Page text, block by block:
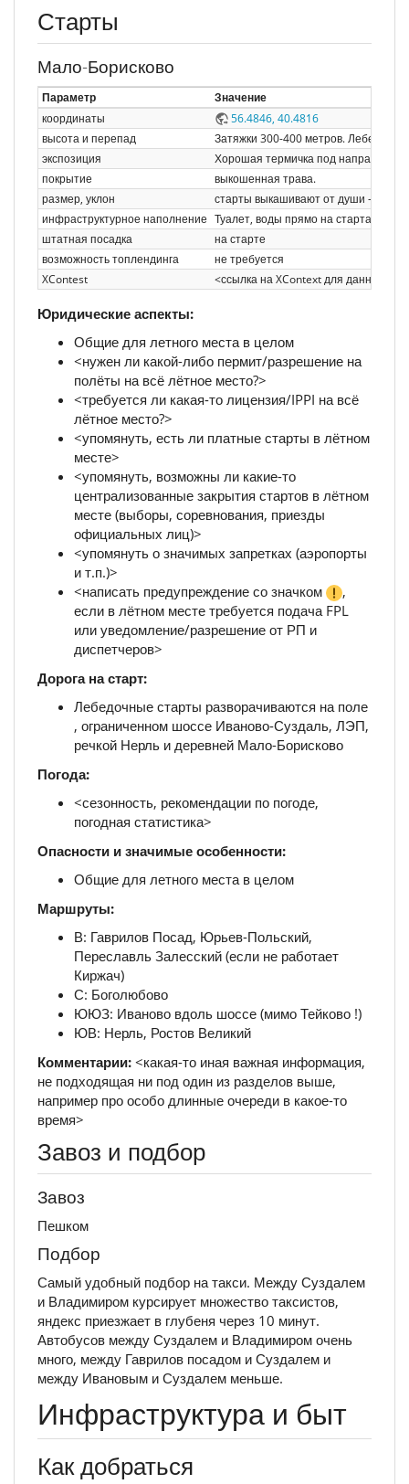
Старты
Мало-Борисково
Параметр
Значение
координаты
56.4846, 40.4816
высота и перепад
Затяжки 300-400 метров. Лебедки
экспозиция
Хорошая термичка под
покрытие
выкошенная трава.
размер, уклон
старты выкашивают от души - они
инфраструктурное наполнение Туалет, воды прямо на стартах нет,
штатная посадка
на старте
возможность топлендинга
не требуется
XContest
<ссылка на XContext для данного
Юридические аспекты:
Общие для летного места в целом
<нужен ли какой-либо пермит/разрешение на
полёты на всё лётное место?>
<требуется ли какая-то лицензия/IPPI на всё
лётное место?>
<упомянуть, есть ли платные старты в лётном
месте>
<упомянуть, возможны ли какие-то
централизованные закрытия стартов в лётном
месте (выборы, соревнования, приезды
официальных лиц)>
<упомянуть о значимых запретках (аэропорты
и т.п.)>
<написать предупреждение со значком
,
если в лётном месте требуется подача FPL
или уведомление/разрешение от РП и
диспетчеров>
Дорога на старт:
Лебедочные старты разворачиваются на поле
, ограниченном шоссе Иваново-Суздаль, ЛЭП,
речкой Нерль и деревней Мало-Борисково
Погода:
<сезонность, рекомендации по погоде,
погодная статистика>
Опасности и значимые особенности:
Общие для летного места в целом
Маршруты:
В: Гаврилов Посад, Юрьев-Польский,
Переславль Залесский (если не работает
Киржач)
С: Боголюбово
ЮЮЗ: Иваново вдоль шоссе (мимо Тейково !)
ЮВ: Нерль, Ростов Великий
Комментарии: <какая-то иная важная информация,
не подходящая ни под один из разделов выше,
например про особо длинные очереди в какое-то
время>
Завоз и подбор
Завоз
Пешком
Подбор
Самый удобный подбор на такси. Между Суздалем
и Владимиром курсирует множество таксистов,
яндекс приезжает в глубеня через 10 минут.
Автобусов между Суздалем и Владимиром очень
много, между Гаврилов посадом и Суздалем и
между Ивановым и Суздалем меньше.
Инфраструктура и быт
Как добраться